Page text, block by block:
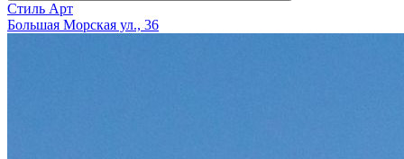
Стиль Арт
Большая Морская ул., 36